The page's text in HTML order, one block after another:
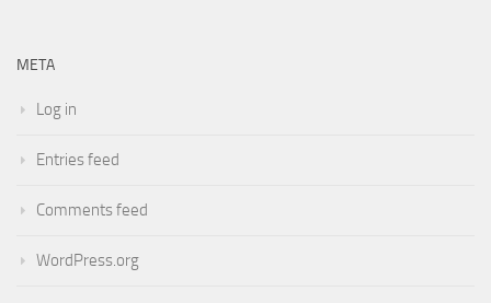
META
Log in
Entries feed
Comments feed
WordPress.org